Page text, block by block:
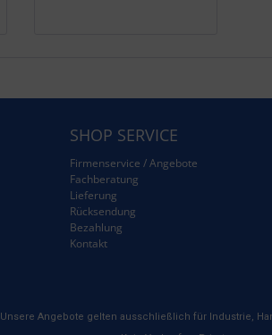
SHOP SERVICE
Firmenservice / Angebote
Fachberatung
Lieferung
Rücksendung
Bezahlung
Kontakt
Unsere Angebote gelten ausschließlich für Industrie,